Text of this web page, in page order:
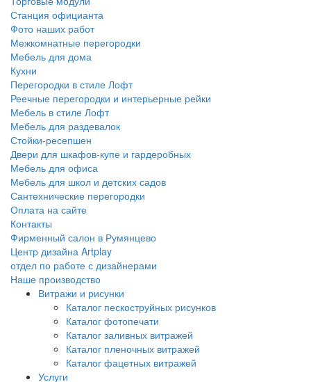
Станция официанта
Фото наших работ
Межкомнатные перегородки
Мебель для дома
Кухни
Перегородки в стиле Лофт
Реечные перегородки и интерьерные рейки
Мебель в стиле Лофт
Мебель для раздевалок
Стойки-ресепшен
Двери для шкафов-купе и гардеробных
Мебель для офиса
Мебель для школ и детских садов
Сантехнические перегородки
Оплата на сайте
Контакты
Фирменный салон в Румянцево
Центр дизайна Artplay
отдел по работе с дизайнерами
Наше производство
Витражи и рисунки
Каталог пескоструйных рисунков
Каталог фотопечати
Каталог заливных витражей
Каталог пленочных витражей
Каталог фацетных витражей
Услуги